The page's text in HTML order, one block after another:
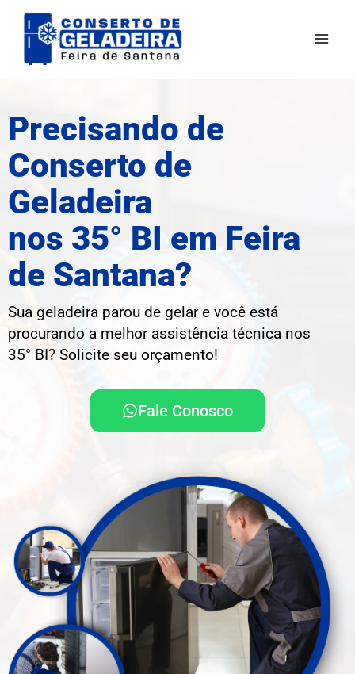
para
Precisando de
Conserto de
Geladeira
nos 35° BI em Feira
de Santana?
Sua geladeira parou de gelar e você está
procurando a melhor assistência técnica nos
35° BI? Solicite seu orçamento!
Fale Conosco